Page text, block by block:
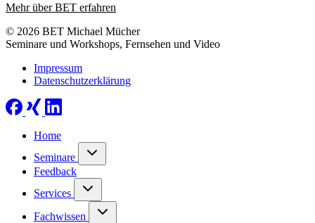
Mehr über BET erfahren
© 2026 BET Michael Mücher
Seminare und Workshops, Fernsehen und Video
Impressum
Datenschutzerklärung
Home
Seminare
Feedback
Services
Fachwissen